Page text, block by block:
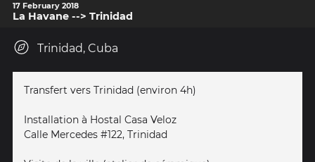
17 February 2018
La Havane --> Trinidad
Trinidad, Cuba
Transfert vers Trinidad (environ 4h)
Installation à Hostal Casa Veloz
Calle Mercedes #122, Trinidad